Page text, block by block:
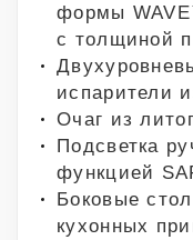
формы
с толщиной
испарители
Очаг из
Подсветка
функцией
Боковые
кухонных